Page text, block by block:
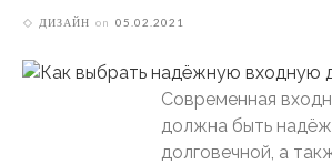
ДИЗАЙН on 05.02.2021
Современная
должна быть
долговечной, а